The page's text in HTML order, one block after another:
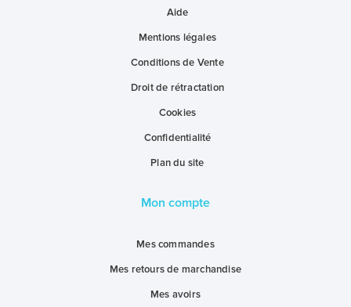
Aide
Mentions légales
Conditions de Vente
Droit de rétractation
Cookies
Confidentialité
Plan du site
Mon compte
Mes commandes
Mes retours de marchandise
Mes avoirs